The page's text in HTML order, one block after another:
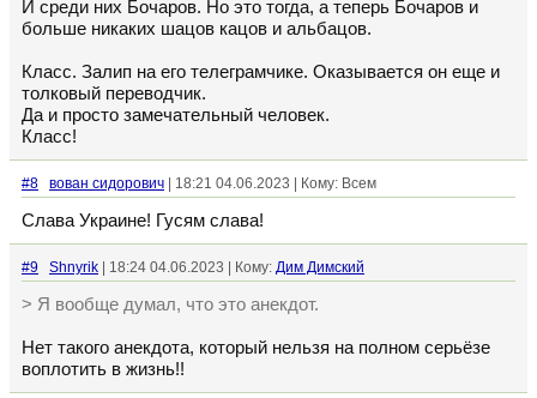
И среди них Бочаров. Но это тогда, а теперь Бочаров и
больше никаких шацов кацов и альбацов.
Класс. Залип на его телеграмчике. Оказывается он еще и
толковый переводчик.
Да и просто замечательный человек.
Класс!
#8 вован сидорович | 18:21 04.06.2023 | Кому: Всем
Слава Украине! Гусям слава!
#9 Shnyrik | 18:24 04.06.2023 | Кому: Дим Димский
> Я вообще думал, что это анекдот.
Нет такого анекдота, который нельзя на полном серьёзе
воплотить в жизнь!!